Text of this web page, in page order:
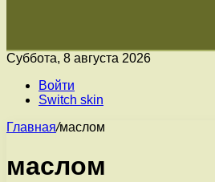
Суббота, 8 августа 2026
Войти
Switch skin
Главная/маслом
маслом